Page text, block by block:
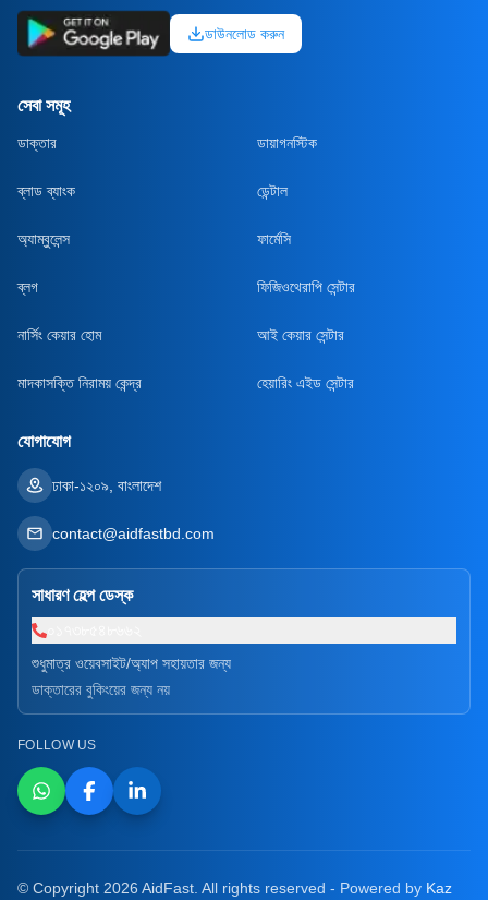
ডাউনলোড করুন
সেবা সমূহ
ডাক্তার ডায়াগনস্টিক
ব্লাড ব্যাংক ডেন্টাল
অ্যাম্বুলেন্স ফার্মেসি
ব্লগ ফিজিওথেরাপি সেন্টার
নার্সিং কেয়ার হোম আই কেয়ার সেন্টার
মাদকাসক্তি নিরাময় কেন্দ্র হেয়ারিং এইড সেন্টার
যোগাযোগ
ঢাকা-১২০৯, বাংলাদেশ
contact@aidfastbd.com
সাধারণ হেল্প ডেস্ক
শুধুমাত্র ওয়েবসাইট/অ্যাপ সহায়তার জন্য
ডাক্তারের বুকিংয়ের জন্য নয়
FOLLOW US
© Copyright 2026 AidFast. All rights reserved - Powered by Kaz